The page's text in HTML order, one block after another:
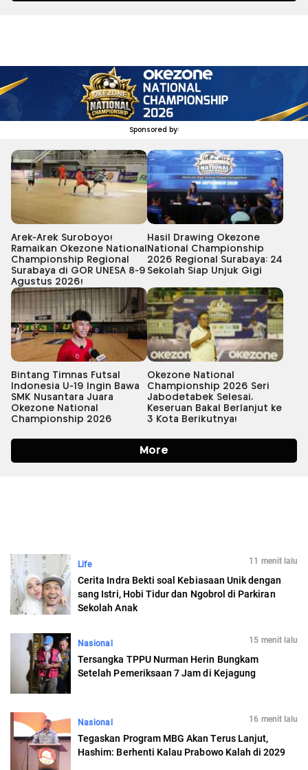
Life 11 menit lalu
Cerita Indra Bekti soal Kebiasaan Unik dengan
sang Istri, Hobi Tidur dan Ngobrol di Parkiran
Sekolah Anak
Nasional 15 menit lalu
Tersangka TPPU Nurman Herin Bungkam
Setelah Pemeriksaan 7 Jam di Kejagung
Nasional 16 menit lalu
Tegaskan Program MBG Akan Terus Lanjut,
Hashim: Berhenti Kalau Prabowo Kalah di 2029